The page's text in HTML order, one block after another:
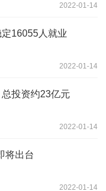
2022-01-14
16055人就业
2022-01-14
投资约23亿元
2022-01-14
将出台
2022-01-14